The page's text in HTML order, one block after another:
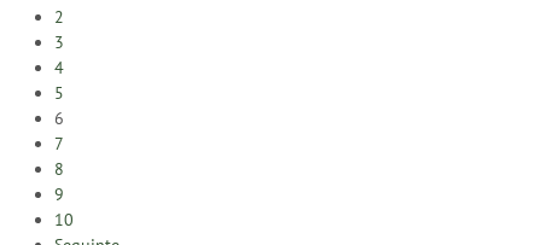
2
3
4
5
6
7
8
9
10